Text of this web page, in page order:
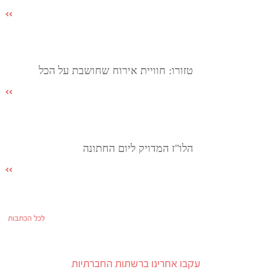
טזורו: חוויית אירוח שחושבת על הכל
הלו"ז המדויק ליום החתונה
לכל הכתבות
עקבו אחרינו ברשתות החברתיות